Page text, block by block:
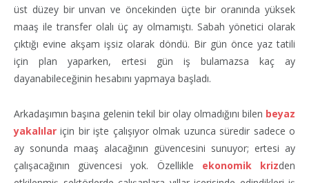
üst düzey bir unvan ve öncekinden üçte bir oranında yüksek
maaş ile transfer olalı üç ay olmamıştı. Sabah yönetici olarak
çıktığı evine akşam işsiz olarak döndü. Bir gün önce yaz tatili
için plan yaparken, ertesi gün iş bulamazsa kaç ay
dayanabileceğinin hesabını yapmaya başladı.
Arkadaşımın başına gelenin tekil bir olay olmadığını bilen beyaz
yakalılar için bir işte çalışıyor olmak uzunca süredir sadece o
ay sonunda maaş alacağının güvencesini sunuyor; ertesi ay
çalışacağının güvencesi yok. Özellikle ekonomik krizden